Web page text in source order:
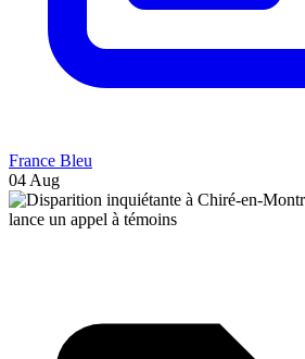
France Bleu
04 Aug